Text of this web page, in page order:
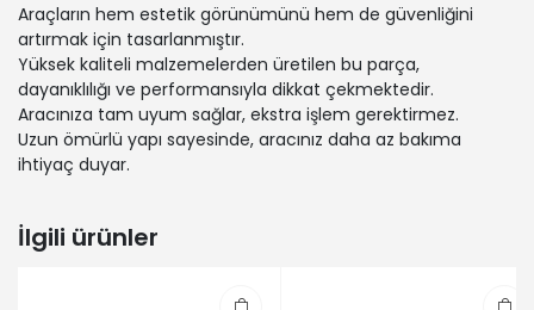
Araçların hem estetik görünümünü hem de güvenliğini
artırmak için tasarlanmıştır.
Yüksek kaliteli malzemelerden üretilen bu parça,
dayanıklılığı ve performansıyla dikkat çekmektedir.
Aracınıza tam uyum sağlar, ekstra işlem gerektirmez.
Uzun ömürlü yapı sayesinde, aracınız daha az bakıma
ihtiyaç duyar.
İlgili ürünler